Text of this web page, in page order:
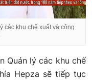
các khu chế xuất và công
Quản lý các khu chế
Hepza sẽ tiếp tục